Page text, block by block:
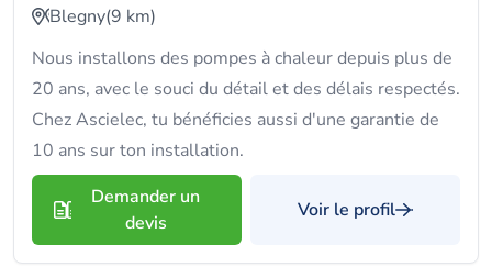
Blegny(9 km)
Nous installons des pompes à chaleur depuis plus de
20 ans, avec le souci du détail et des délais respectés.
Chez Ascielec, tu bénéficies aussi d'une garantie de
10 ans sur ton installation.
Demander un
devis
Voir le profil